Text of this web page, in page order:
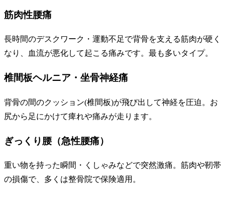
筋肉性腰痛
長時間のデスクワーク・運動不足で背骨を支える筋肉が硬く
なり、血流が悪化して起こる痛みです。最も多いタイプ。
椎間板ヘルニア・坐骨神経痛
背骨の間のクッション(椎間板)が飛び出して神経を圧迫。お
尻から足にかけて痺れや痛みが走ります。
ぎっくり腰（急性腰痛）
重い物を持った瞬間・くしゃみなどで突然激痛。筋肉や靭帯
の損傷で、多くは整骨院で保険適用。